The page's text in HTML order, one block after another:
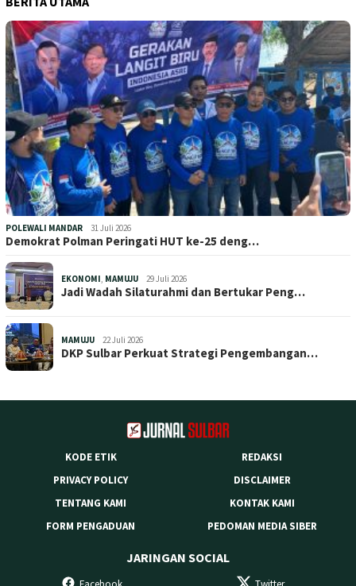
POLEWALI MANDAR 31 Juli 2026
Demokrat Polman Peringati HUT ke-25 deng…
EKONOMI MAMUJU 29 Juli 2026
Jadi Wadah Silaturahmi dan Bertukar Peng…
MAMUJU 22 Juli 2026
DKP Sulbar Perkuat Strategi Pengembangan…
KODE ETIK
REDAKSI
PRIVACY POLICY
DISCLAIMER
TENTANG KAMI
KONTAK KAMI
FORM PENGADUAN
PEDOMAN MEDIA SIBER
JARINGAN SOCIAL